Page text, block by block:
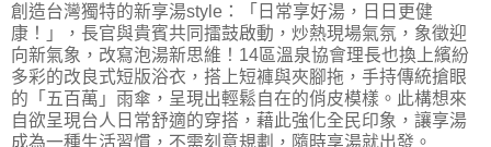
創造台灣獨特的新享湯style：「日常享好湯，日日更健
康！」，長官與貴賓共同擂鼓啟動，炒熱現場氣氛，象徵迎
向新氣象，改寫泡湯新思維！14區溫泉協會理長也換上繽紛
多彩的改良式短版浴衣，搭上短褲與夾腳拖，手持傳統搶眼
的「五百萬」雨傘，呈現出輕鬆自在的俏皮模樣。此構想來
自欲呈現台人日常舒適的穿搭，藉此強化全民印象，讓享湯
成為一種生活習慣，不需刻意規劃，隨時享湯就出發。